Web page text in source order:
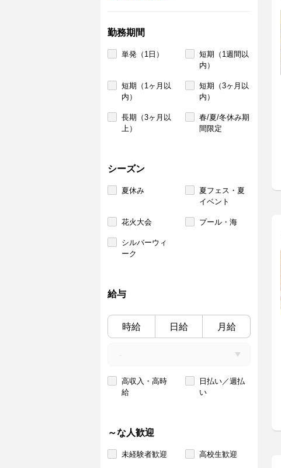
勤務期間
単発（1日）
短期（1週間以
内）
短期（1ヶ月以
内）
短期（3ヶ月以
内）
長期（3ヶ月以
上）
春/夏/冬休み期
間限定
シーズン
夏休み
夏フェス・夏
イベント
花火大会 プール・海
シルバーウィ
ーク
給与
時給 日給 月給
高収入・高時
給
日払い／週払
い
～な人歓迎
未経験者歓迎 高校生歓迎